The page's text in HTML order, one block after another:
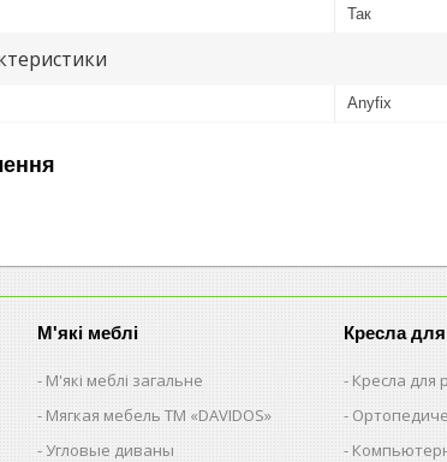
Так
Anyfix
М'які меблі
М'які меблі загальне
Мягкая мебель ТМ «DAVIDOS»
Угловые диваны
Кресла
Кресла для